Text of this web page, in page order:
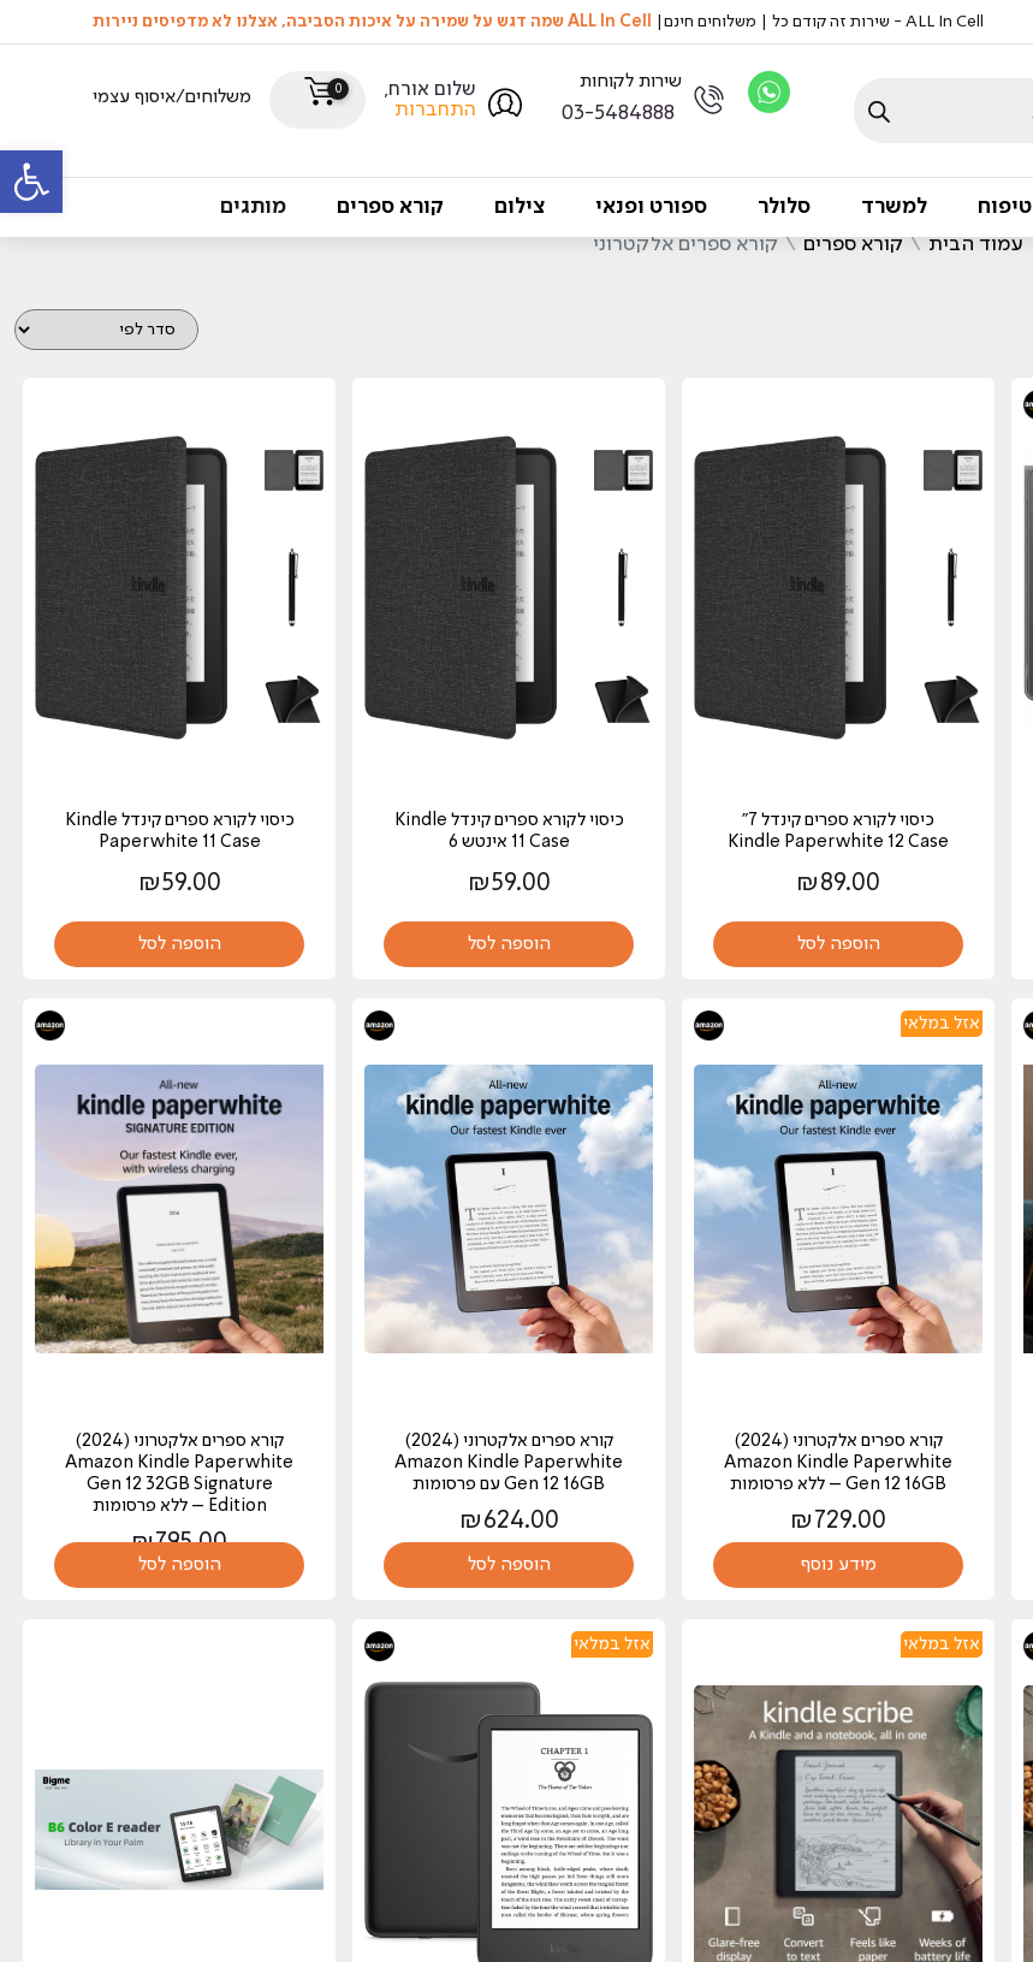
פתח
ALL In Cell - שירות זה קודם כל | משלוחים חינם| ALL In Cell שמה דגש על שמירה על איכות הסביבה, אצלנו לא מדפיסים ניירות
שירות לקוחות
03-5484888
שלום אורח,
התחברות
0 משלוחים/איסוף עצמי
טיפוח למשרד סלולר ספורט ופנאי צילום קורא ספרים
מותגים
עמוד הבית \ קורא ספרים \ קורא ספרים אלקטרוני
כיסוי לקורא ספרים קינדל 7"
Kindle Paperwhite 12 Case
₪ 89.00
הוספה לסל
כיסוי לקורא ספרים קינדל Kindle
11 Case אינטש 6
₪59.00
הוספה לסל
כיסוי לקורא ספרים קינדל Kindle
Paperwhite 11 Case
₪59.00
הוספה לסל
אזל במלאי
קורא ספרים אלקטרוני (2024)
Amazon Kindle Paperwhite
Gen 12 16GB – ללא פרסומות
₪ 729.00
מידע נוסף
קורא ספרים אלקטרוני (2024)
Amazon Kindle Paperwhite
Gen 12 16GB עם פרסומות
₪ 624.00
הוספה לסל
קורא ספרים אלקטרוני (2024)
Amazon Kindle Paperwhite
Gen 12 32GB Signature
Edition – ללא פרסומות
₪795.00
הוספה לסל
אזל במלאי אזל במלאי